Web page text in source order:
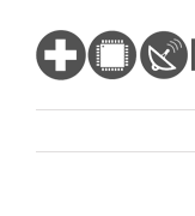
content